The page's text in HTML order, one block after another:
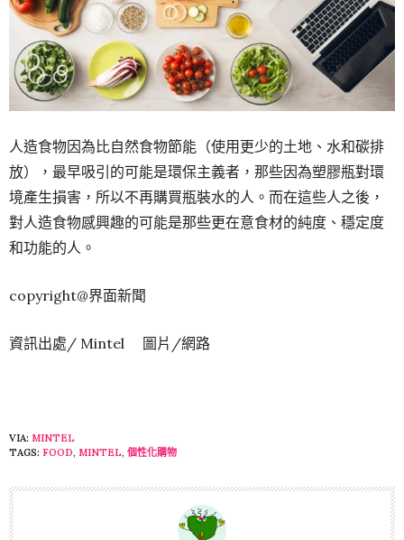
人造食物因為比自然食物節能（使用更少的土地、水和碳排
放），最早吸引的可能是環保主義者，那些因為塑膠瓶對環
境產生損害，所以不再購買瓶裝水的人。而在這些人之後，
對人造食物感興趣的可能是那些更在意食材的純度、穩定度
和功能的人。
copyright@界面新聞
資訊出處/ Mintel 圖片/網路
VIA: MINTEL
TAGS: FOOD, MINTEL, 個性化購物